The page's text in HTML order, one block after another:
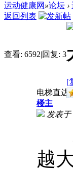
运动健康网 »论坛 ›
返回列表
查看: 6592|回复: 3
[
电梯直达
楼主
发表于
随
越